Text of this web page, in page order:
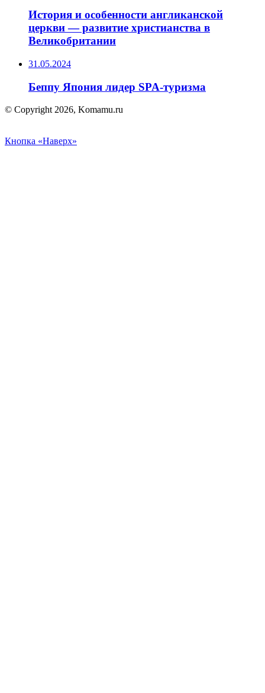
История и особенности англиканской
церкви — развитие христианства в
Великобритании
31.05.2024
Беппу Япония лидер SPA-туризма
© Copyright 2026, Komamu.ru
Кнопка «Наверх»